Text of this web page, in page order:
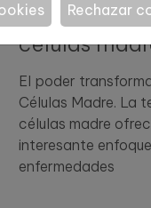
Tratamiento
células
El poder
Células Madre. La
células madre
interesante
enfermedades
Rechazar